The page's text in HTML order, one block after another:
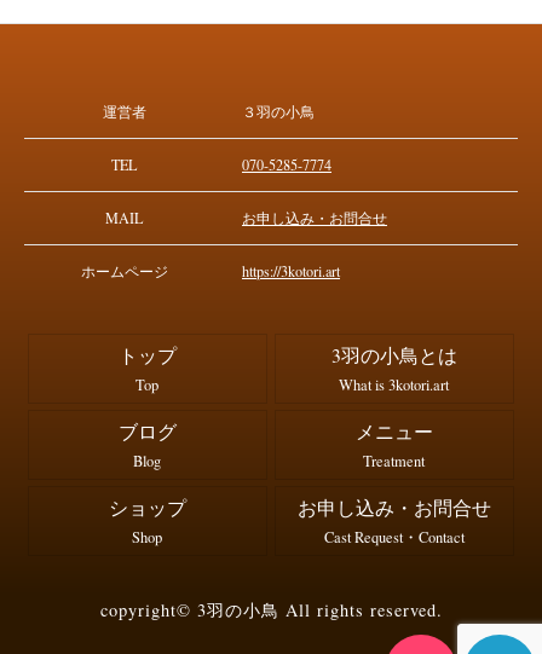
運営者 ３羽の小鳥
TEL 070-5285-7774
MAIL お申し込み・お問合せ
ホームページ https://3kotori.art
トップ
Top
3羽の小鳥とは
What is 3kotori.art
ブログ
Blog
メニュー
Treatment
ショップ
Shop
お申し込み・お問合せ
Cast Request・Contact
copyright© 3羽の小鳥 All rights reserved.